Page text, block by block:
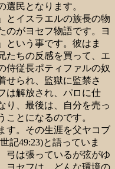
民となります。
とイスラエルの族長の物
のがヨセフ物語です。ヨ
という事です。彼はま
たちの反感を買って、エ
侍従長ポティファルの奴
せられ、監獄に監禁さ
は解放され、パロに仕
り、最後は、自分を売っ
ことになるのです。
す。その生涯を父ヤコブ
記49:23)と語っていま
弓は張っているが弦がゆ